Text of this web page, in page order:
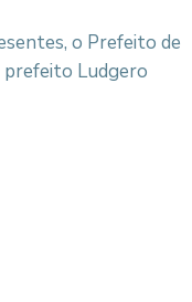
o Prefeito de
prefeito Ludgero